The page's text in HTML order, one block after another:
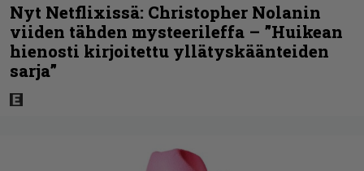
Nyt Netflixissä: Christopher Nolanin
viiden tähden mysteerileffa – ”Huikean
hienosti kirjoitettu yllätyskäänteiden
sarja”